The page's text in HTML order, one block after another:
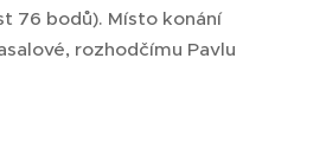
76 bodů). Místo konání
rozhodčímu Pavlu